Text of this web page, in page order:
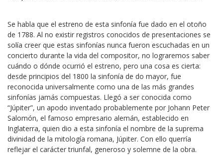
Se habla que el estreno de esta sinfonía fue dado en el otoño
de 1788. Al no existir registros conocidos de presentaciones se
solía creer que estas sinfonías nunca fueron escuchadas en un
concierto durante la vida del compositor, no lograremos saber
cuándo o dónde ocurrió el estreno, pero una cosa es cierta:
desde principios del 1800 la sinfonía de do mayor, fue
reconocida universalmente como una de las más grandes
sinfonías jamás compuestas. Llegó a ser conocida como
“Júpiter”, un apodo inventado probablemente por Johann Peter
Salomón, el famoso empresario alemán, establecido en
Inglaterra, quien dio a esta sinfonía el nombre de la suprema
divinidad de la mitología romana, Júpiter. Con ello querría
reflejar el carácter triunfal, generoso y solemne de la obra.